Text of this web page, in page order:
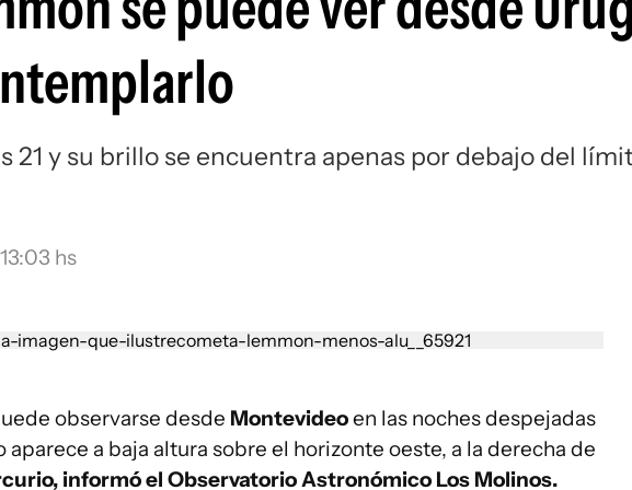
21 y su brillo se encuentra apenas por debajo del
13:03 hs
observarse desde Montevideoen las noches despejadas
a baja altura sobre el horizonte oeste, a la derecha de
informó el Observatorio Astronómico Los Molinos.